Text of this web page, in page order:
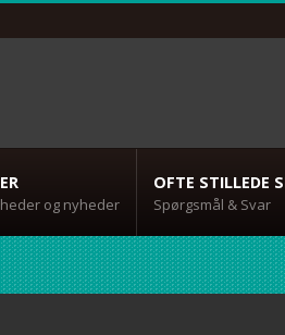
og nyheder
OFTE STILLEDE
Spørgsmål & Svar